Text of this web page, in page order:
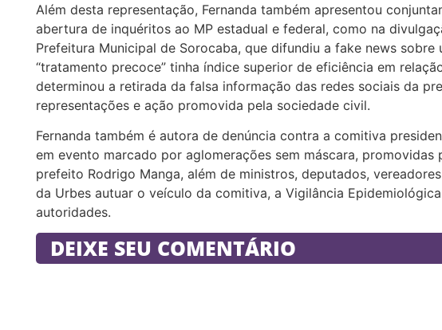
Além desta representação, Fernanda também apresentou
abertura de inquéritos ao MP estadual e federal, como na
Prefeitura Municipal de Sorocaba, que difundiu a fake news sobre
“tratamento precoce” tinha índice superior de eficiência em
determinou a retirada da falsa informação das redes sociais da
representações e ação promovida pela sociedade civil.
Fernanda também é autora de denúncia contra a comitiva
em evento marcado por aglomerações sem máscara, promovidas
prefeito Rodrigo Manga, além de ministros, deputados,
da Urbes autuar o veículo da comitiva, a Vigilância
autoridades.
DEIXE SEU COMENTÁRIO